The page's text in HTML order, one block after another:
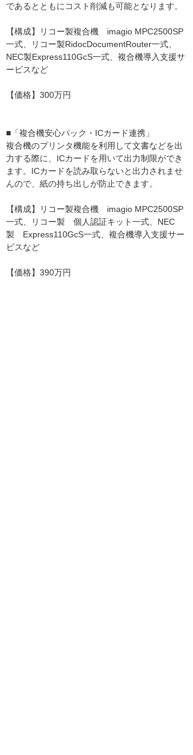
であるとともにコスト削減も可能となります。
【構成】リコー製複合機 imagio MPC2500SP
一式、リコー製RidocDocumentRouter一式、
NEC製Express110GcS一式、複合機導入支援サ
ービスなど
【価格】300万円
■「複合機安心パック・ICカード連携」
複合機のプリンタ機能を利用して文書などを出
力する際に、ICカードを用いて出力制限ができ
ます。ICカードを読み取らないと出力されませ
んので、紙の持ち出しが防止できます。
【構成】リコー製複合機 imagio MPC2500SP
一式、リコー製 個人認証キット一式、NEC
製 Express110GcS一式、複合機導入支援サー
ビスなど
【価格】390万円